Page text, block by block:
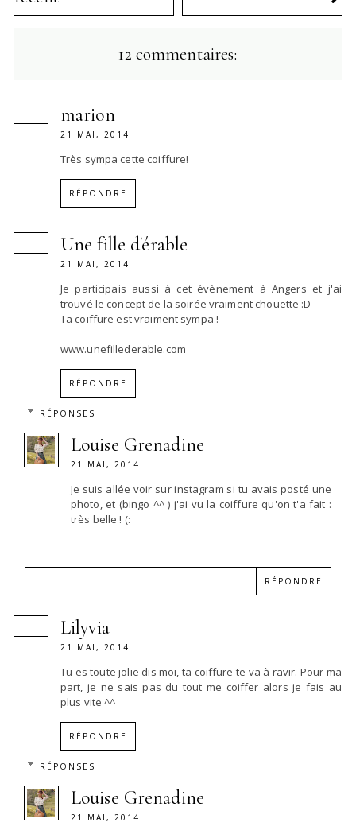
12 commentaires:
marion
21 MAI, 2014
Très sympa cette coiffure!
RÉPONDRE
Une fille d'érable
21 MAI, 2014
Je participais aussi à cet évènement à Angers et j'ai
trouvé le concept de la soirée vraiment chouette :D
Ta coiffure est vraiment sympa !
www.unefillederable.com
RÉPONDRE
RÉPONSES
Louise Grenadine
21 MAI, 2014
Je suis allée voir sur instagram si tu avais posté une
photo, et (bingo ^^ ) j'ai vu la coiffure qu'on t'a fait :
très belle ! (:
RÉPONDRE
Lilyvia
21 MAI, 2014
Tu es toute jolie dis moi, ta coiffure te va à ravir. Pour ma
part, je ne sais pas du tout me coiffer alors je fais au
plus vite ^^
RÉPONDRE
RÉPONSES
Louise Grenadine
21 MAI, 2014